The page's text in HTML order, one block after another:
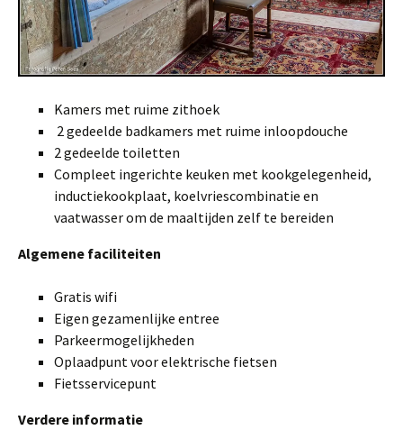
Kamers met ruime zithoek
2 gedeelde badkamers met ruime inloopdouche
2 gedeelde toiletten
Compleet ingerichte keuken met kookgelegenheid,
inductiekookplaat, koelvriescombinatie en
vaatwasser om de maaltijden zelf te bereiden
Algemene faciliteiten
Gratis wifi
Eigen gezamenlijke entree
Parkeermogelijkheden
Oplaadpunt voor elektrische fietsen
Fietsservicepunt
Verdere informatie